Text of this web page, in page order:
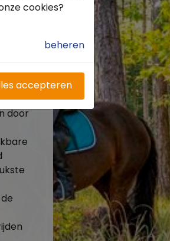
door
cookies?
beheren
accepteren